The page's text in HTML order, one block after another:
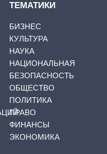
ТЕМАТИКИ
БИЗНЕС
КУЛЬТУРА
НАУКА
НАЦИОНАЛЬНАЯ
БЕЗОПАСНОСТЬ
ОБЩЕСТВО
ПОЛИТИКА
ПРАВО
ФИНАНСЫ
ЭКОНОМИКА